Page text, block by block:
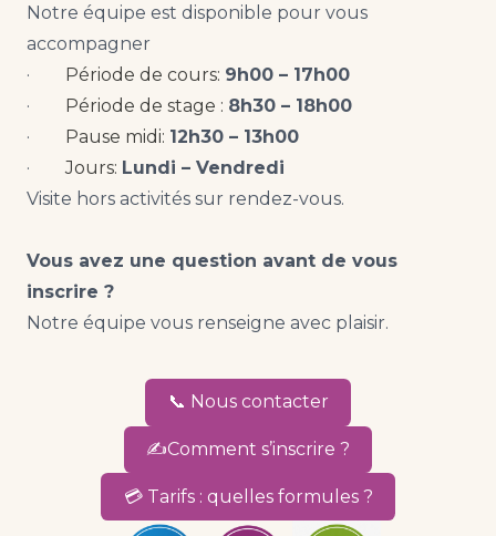
Notre équipe est disponible pour vous
accompagner
· Période de cours: 9h00 – 17h00
· Période de stage : 8h30 – 18h00
· Pause midi: 12h30 – 13h00
·Jours: Lundi – Vendredi
Visite hors activités sur rendez-vous.
Vous avez une question avant de vous
inscrire ?
Notre équipe vous renseigne avec plaisir.
📞 Nous contacter
✍️Comment s’inscrire ?
💳 Tarifs : quelles formules ?